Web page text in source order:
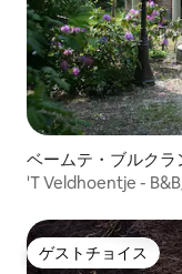
ベームテ・ブルクラ
'T Veldhoentje -
ゲストチョイス
ゲストチョイス